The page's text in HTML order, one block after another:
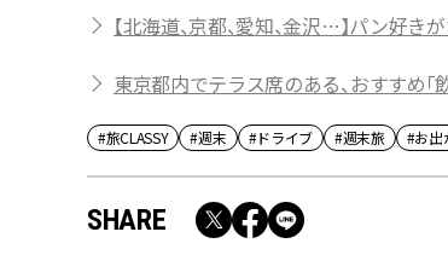
【北海道、京都、愛知、金沢…】パン好
東京都内でテラス席のある、おすすめ「
#旅CLASSY #週末 #ドライブ #週末旅 #お出
SHARE